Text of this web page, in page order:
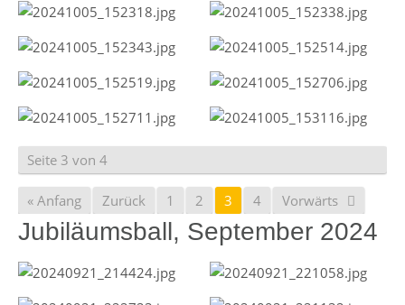
Seite 3 von 4
« Anfang Zurück 1 2 3 4 Vorwärts
Jubiläumsball, September 2024